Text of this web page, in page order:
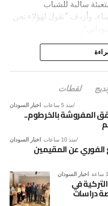
سالبة للشباب
وأردف “نقول لهؤلاء نحن
بعرقلة مسيرة البلاد
وعادوا مجدداً وأوقفوا
لقطات
اخبار السودان منذ 5 ساعات
المفروشة بالخرطوم..
اخبار السودان منذ 10 ساعات
الفوري عن المقيمين
اخبار السودان
في
دراسات